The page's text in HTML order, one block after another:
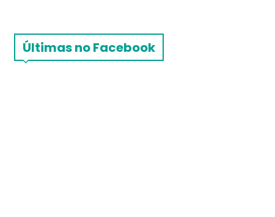
Últimas no Facebook